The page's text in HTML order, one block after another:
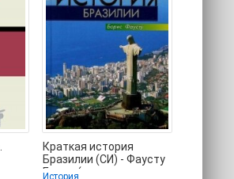
Краткая история
Бразилии (СИ) - Фаусту
Борис (электронные
История